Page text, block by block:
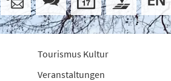
Tourismus Kultur
Veranstaltungen